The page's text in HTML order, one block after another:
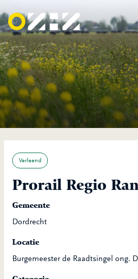
Verleend
Prorail Regio
Gemeente
Dordrecht
Locatie
Burgemeester de Raadtsingel ong.